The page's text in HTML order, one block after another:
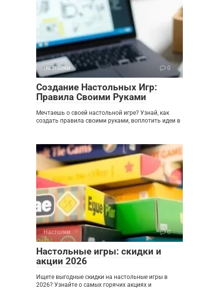
Настолки 0
Создание Настольных Игр:
Правила Своими Руками
Мечтаешь о своей настольной игре? Узнай, как
создать правила своими руками, воплотить идеи в
Настолки 0
Настольные игры: скидки и
акции 2026
Ищете выгодные скидки на настольные игры в
2026? Узнайте о самых горячих акциях и